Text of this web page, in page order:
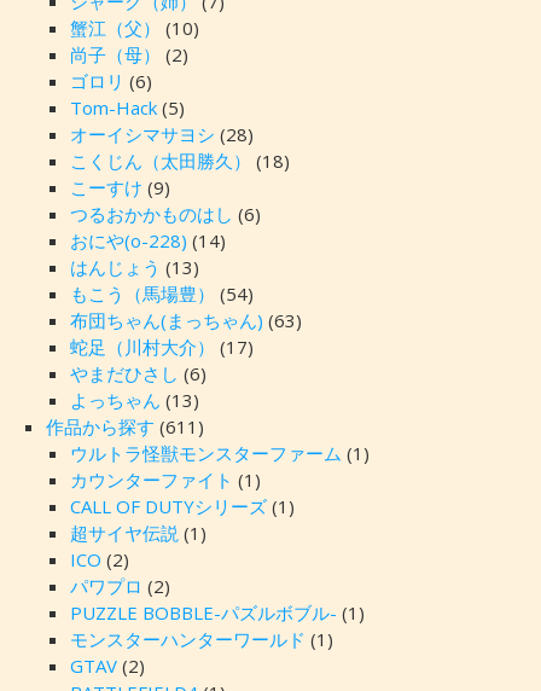
蟹江（父）
(10)
尚子（母）
(2)
ゴロリ (6)
Tom-Hack(5)
オーイシマサヨシ (28)
こくじん（太田勝久）
(18)
こーすけ (9)
つるおかかものはし (6)
おにや(o-228) (14)
はんじょう (13)
もこう（馬場豊）
(54)
布団ちゃん(まっちゃん) (63)
蛇足（川村大介）
(17)
やまだひさし (6)
よっちゃん (13)
作品から探す (611)
ウルトラ怪獣モンスターファーム (1)
カウンターファイト (1)
CALL OF DUTYシリーズ(1)
超サイヤ伝説(1)
ICO (2)
パワプロ (2)
PUZZLE BOBBLE-パズルボブル- (1)
モンスターハンターワールド (1)
GTAV(2)